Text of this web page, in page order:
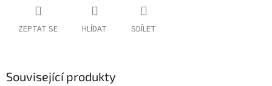
ZEPTAT SE HLÍDAT SDÍLET
Související produkty